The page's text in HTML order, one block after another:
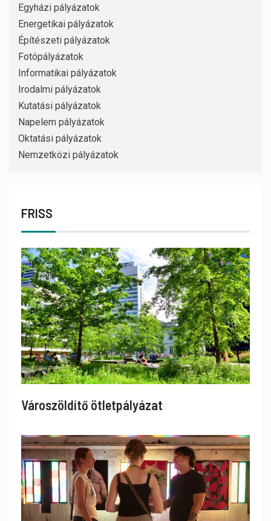
Egyházi pályázatok
Energetikai pályázatok
Építészeti pályázatok
Fotópályázatok
Informatikai pályázatok
Irodalmi pályázatok
Kutatási pályázatok
Napelem pályázatok
Oktatási pályázatok
Nemzetközi pályázatok
FRISS
Városzöldítő ötletpályázat